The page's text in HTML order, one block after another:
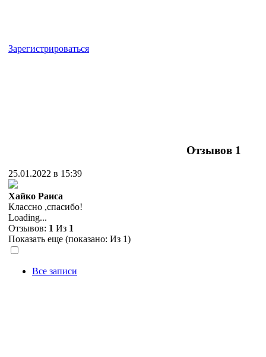
Зарегистрироваться
Отзывов 1
25.01.2022 в 15:39
Хайко Раиса
Классно ,спасибо!
Loading...
Отзывов: 1 Из 1
Показать еще (показано: Из 1)
Все записи